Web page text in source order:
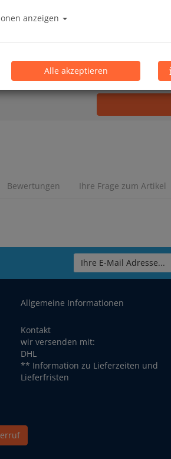
267
Stk.
Bewertungen Ihre Frage zum Artikel
Ihre E-Mail Adresse...
Allgemeine Informationen
Kontakt
wir versenden mit:
DHL
** Information zu Lieferzeiten und
Lieferfristen
anzeigen
Alle akzeptieren